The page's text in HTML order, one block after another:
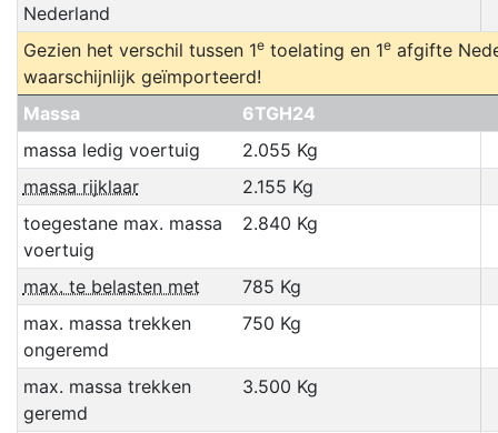
Nederland
Gezien het verschil tussen 1etoelating en 1eafgifte
waarschijnlijk geïmporteerd!
Massa
6TGH24
massa ledig voertuig
2.055 Kg
massa rijklaar
2.155 Kg
toegestane max. massa
voertuig
2.840 Kg
max. te belasten met
785 Kg
max. massa trekken
ongeremd
750 Kg
max. massa trekken
geremd
3.500 Kg